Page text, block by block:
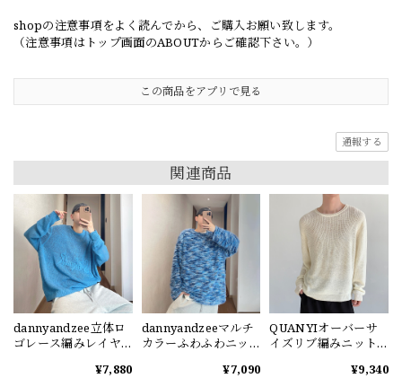
shopの注意事項をよく読んでから、ご購入お願い致します。
（注意事項はトップ画面のABOUTからご確認下さい。）
この商品をアプリで見る
通報する
関連商品
dannyandzee立体ロ
ゴレース編みレイヤ
¥7,880
dannyandzeeマルチ
カラーふわふわニッ
¥7,090
QUANYIオーバーサ
イズリブ編みニット
¥9,340